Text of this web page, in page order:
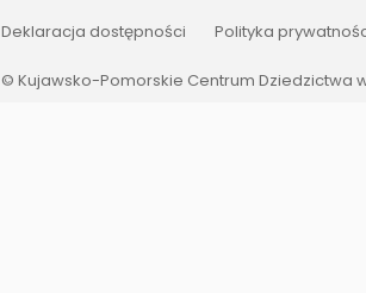
Deklaracja dostępności Polityka
© Kujawsko-Pomorskie Centrum Dziedzictwa